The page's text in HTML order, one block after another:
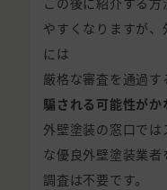
やすくなりますが
には
厳格な審査を通過す
騙される可能性がか
外壁塗装の窓口で
な優良外壁塗装業
調査は不要です。